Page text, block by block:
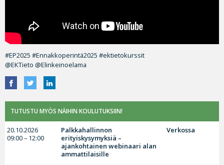
#EP2025 #Ennakkoperintä2025 #ektietokurssit
@EKTieto @Elinkeinoelama
TUTUSTU MYÖS NÄIHIN KOULUTUKSIIN!
20.10.2026
09:00 – 12:00
Palkkahallinnon
erityiskysymyksiä –
ajankohtainen webinaari alan
ammattilaisille
Verkossa